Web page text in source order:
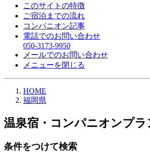
このサイトの特徴
ご宿泊までの流れ
コンパニオン記事
電話でのお問い合わせ
050-3173-9950
メールでのお問い合わせ
メニューを閉じる
HOME
福岡県
温泉宿・コンパニオンプラ
条件をつけて検索